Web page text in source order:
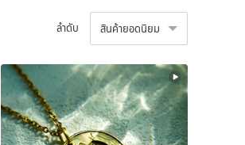
ลำดับ สินค้ายอดนิยม